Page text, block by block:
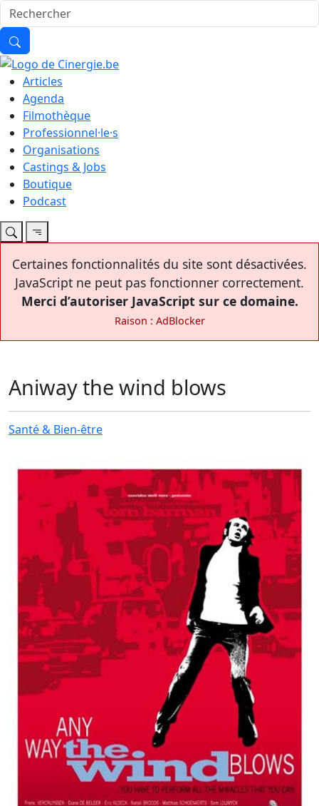
Articles
Agenda
Filmothèque
Professionnel·le·s
Organisations
Castings & Jobs
Boutique
Podcast
Certaines fonctionnalités du site sont désactivées.
JavaScript ne peut pas fonctionner correctement.
Merci d’autoriser JavaScript sur ce domaine.
Raison : AdBlocker
Aniway the wind blows
Santé & Bien-être